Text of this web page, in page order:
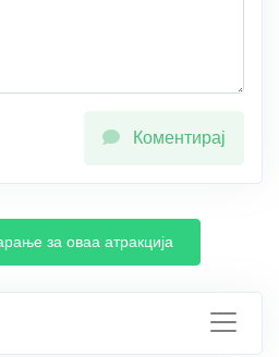
Коментирај
за оваа атракција